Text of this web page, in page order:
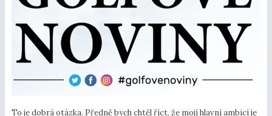
To je dobrá otázka. Předně bych chtěl říct, že mojí hlavní ambicí je